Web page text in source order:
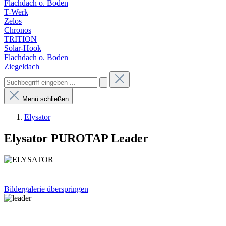
Flachdach o. Boden
T-Werk
Zelos
Chronos
TRITION
Solar-Hook
Flachdach o. Boden
Ziegeldach
Menü schließen
Elysator
Elysator PUROTAP Leader
Bildergalerie überspringen